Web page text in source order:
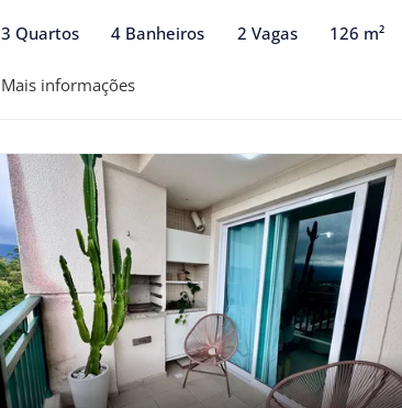
3 Quartos 4 Banheiros 2 Vagas 126 m²
Mais informações